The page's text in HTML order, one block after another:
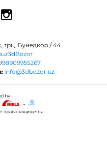
трц. Бунедкор / 44
info@3dbozor.uz
by
права защищены.